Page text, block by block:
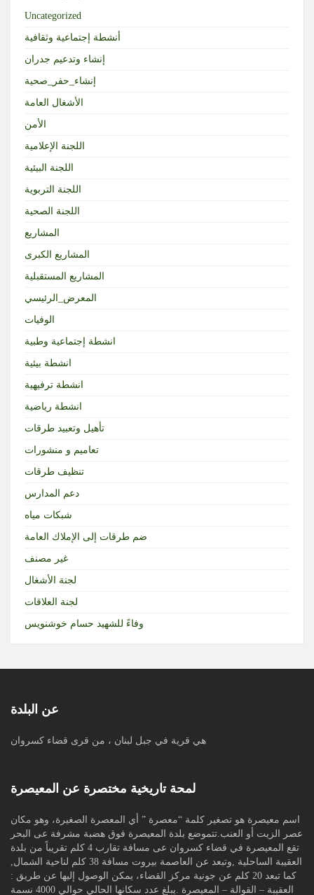
Uncategorized
أنشطة إجتماعية وثقافية
إنشاء وتدعيم جدران
إنشاء_حفر_صحية
الأشغال العامة
الأمن
اللجنة الإعلامية
اللجنة البيئية
اللجنة التربوية
اللجنة الصحية
المشاريع
المشاريع الكبرى
المشاريع المستقبلية
المعرض_الرئيسي
الوفيات
انشطة إجتماعية وطبية
انشطة بيئية
انشطة ترفيهية
انشطة رياضية
تأهيل وتعبيد طرقات
تعاميم و منشورات
تنظيف طرقات
دعم المدارس
شبكات مياه
ضم طرقات إلى الإملاك العامة
غير مصنف
لجنة الأشغال
لجنة العلاقات
وفاءً للشهيد حسام خوشنويس
عن البلدة
هي قرية في جبل لبنان ، من قرى قضاء كسروان
لمحة تاريخية مختصرة عن المعيصرة
اسم معيصرة هو تصغير كلمة “معصرة ” أي المعصرة الصغيرة، وهو مكان
عصر الزيت أو العنب.تتموضع بلدة المعيصرة فوق هضبة مشرفة عى البحر
تقع المعيصرة في قضاء كسروان عى مسافة تقارب 4 كلم تقريباً من بلدة
العقيبة الساحلية ,وتبعد عن العاصمة بيروت مسافة 38 كلم لناحية الشمال,
كما تبعد 20 كلم عن جونية مركز القضاء، يمكن الوصول إليها عن طريق :
العقيبة – القوالة – المعيصرة .يبلغ عدد سكانها الحالي حوالي 4000 نسمة